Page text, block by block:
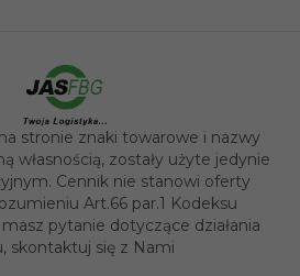
sklep@opocznoplytki.pl